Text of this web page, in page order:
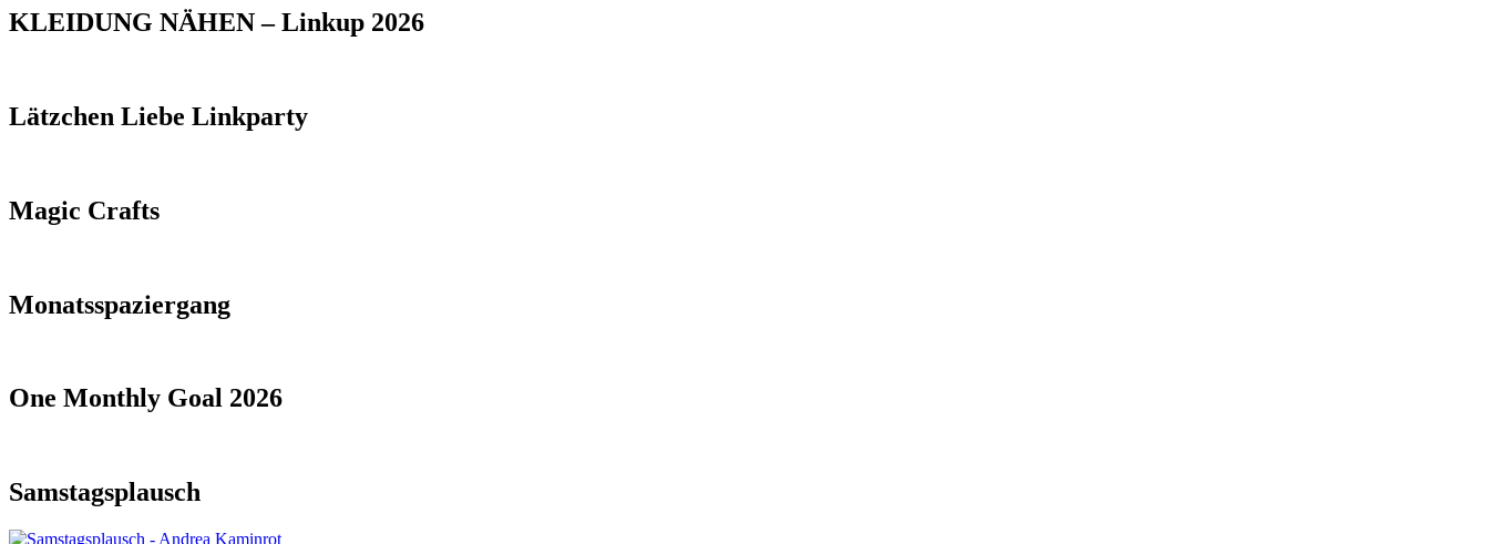
KLEIDUNG NÄHEN – Linkup 2026
Lätzchen Liebe Linkparty
Magic Crafts
Monatsspaziergang
One Monthly Goal 2026
Samstagsplausch